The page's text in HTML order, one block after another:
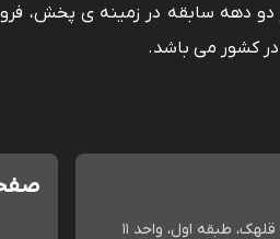
دو دهه سابقه در زمینه ی پخش،
کشور می باشد.
طبقه اول، واحد 11